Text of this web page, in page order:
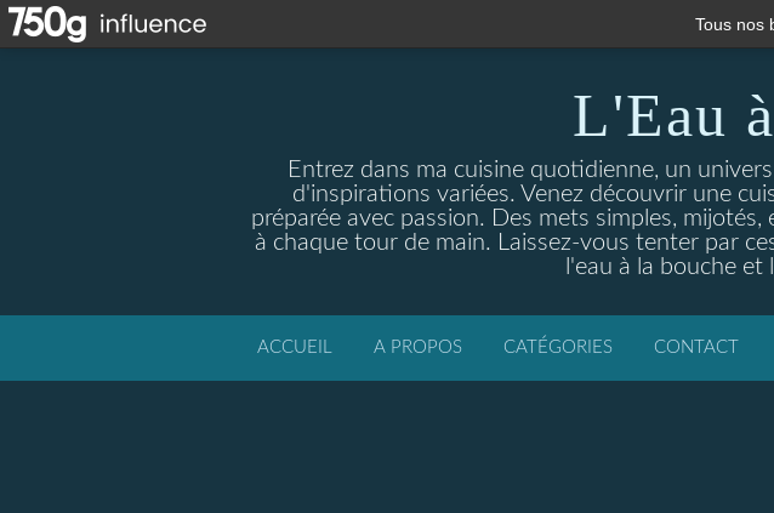
Tous nos
L'Eau
Entrez dans ma cuisine quotidienne, un
d'inspirations variées. Venez découvrir une
préparée avec passion. Des mets simples,
à chaque tour de main. Laissez-vous tenter par
l'eau à la bouche
ACCUEIL A PROPOS CATÉGORIES CONTACT